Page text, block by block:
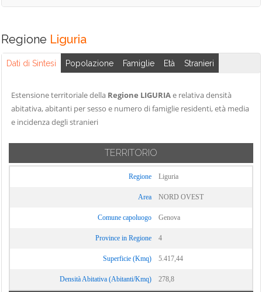
Regione Liguria
Dati di Sintesi Popolazione Famiglie Età Stranieri
Estensione territoriale della Regione LIGURIAe relativa densità
abitativa, abitanti per sesso e numero di famiglie residenti, età media
e incidenza degli stranieri
TERRITORIO
Regione Liguria
Area NORD OVEST
Comune capoluogo Genova
Province in Regione 4
Superficie (Kmq) 5.417,44
Densità Abitativa (Abitanti/Kmq) 278,8